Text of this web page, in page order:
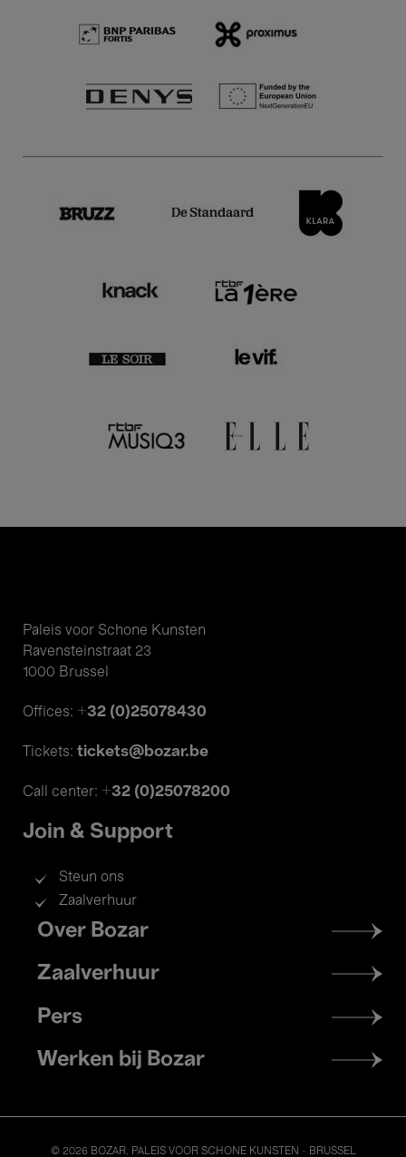
Paleis voor Schone Kunsten
Ravensteinstraat 23
1000 Brussel
Offices: +32 (0)25078430
Tickets: tickets@bozar.be
Call center: +32 (0)25078200
Join & Support
Steun ons
Zaalverhuur
Footer
menu
Over Bozar
Zaalverhuur
Pers
Werken bij Bozar
© 2026 BOZAR. PALEIS VOOR SCHONE KUNSTEN - BRUSSEL